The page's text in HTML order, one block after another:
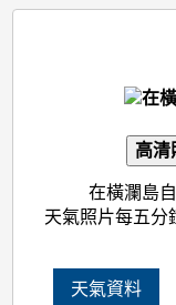
高清
在橫瀾島
天氣照片每五分
天氣資料